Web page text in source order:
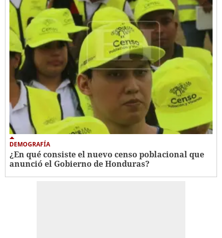
DEMOGRAFÍA
¿En qué consiste el nuevo censo poblacional que
anunció el Gobierno de Honduras?